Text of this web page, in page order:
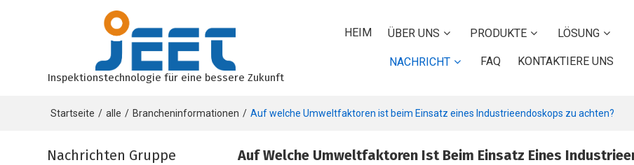
Inspektionstechnologie für eine bessere Zukunft
HEIM ÜBER UNS PRODUKTE LÖSUNG
NACHRICHT FAQ KONTAKTIERE UNS
Startseite / alle / Brancheninformationen / Auf welche Umweltfaktoren ist beim Einsatz eines Industrieendoskops zu achten?
Nachrichten Gruppe Auf Welche Umweltfaktoren Ist Beim Einsatz Eines